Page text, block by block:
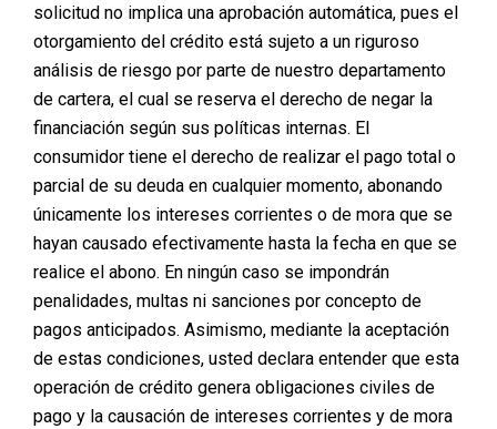
y las opciones de financiamiento y prestamos
correctas, puedes alcanzar la transformación que
continuación, te ofrecemos una guía para planificar tu
cirugía plástica con un presupuesto limitado, evaluando
diversas opciones de financiamiento y préstamos, y
evitando deudas innecesarias.
Explora Opciones de Financiamiento Personalizadas
Lo primero que debes considerar es que existen
diversas opciones de financiamiento que se adaptan a
tus necesidades y capacidad de pago. En lugar de optar
por un préstamo personal tradicional, explora
soluciones específicas para cirugía plástica, como las
que ofrece PLANMED. Este tipo de financiamiento suele
ofrecer mejores condiciones y mayor flexibilidad en
términos de plazos y montos financiados.
solicitud no implica una aprobación automática, pues el
otorgamiento del crédito está sujeto a un riguroso
análisis de riesgo por parte de nuestro departamento
de cartera, el cual se reserva el derecho de negar la
financiación según sus políticas internas. El
consumidor tiene el derecho de realizar el pago total o
parcial de su deuda en cualquier momento, abonando
únicamente los intereses corrientes o de mora que se
hayan causado efectivamente hasta la fecha en que se
realice el abono. En ningún caso se impondrán
penalidades, multas ni sanciones por concepto de
pagos anticipados. Asimismo, mediante la aceptación
de estas condiciones, usted declara entender que esta
operación de crédito genera obligaciones civiles de
pago y la causación de intereses corrientes y de mora